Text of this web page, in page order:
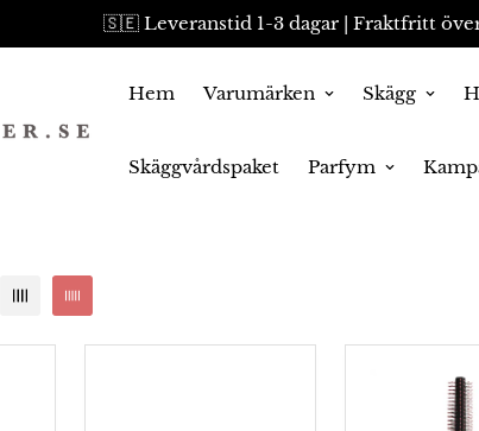
🇸🇪 Leveranstid 1-3 dagar | Fraktfritt
Hem Varumärken Skägg
Skäggvårdspaket Parfym